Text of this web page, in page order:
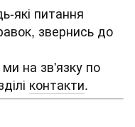
які питання
звернись до
на зв'язку по
контакти.